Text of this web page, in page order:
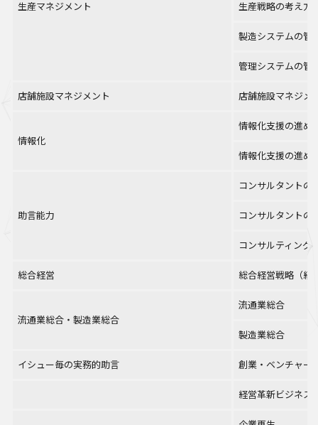
生産マネジメント 生産戦略の考え方
製造システムの管
管理システムの管
店舗施設マネジメント 店舗施設マネジメ
情報化
情報化支援の進め
情報化支援の進め
助言能力
コンサルタントの
コンサルタントの
コンサルティング
総合経営 総合経営戦略（経
流通業総合・製造業総合
流通業総合
製造業総合
イシュー毎の実務的助言 創業・ベンチャー
経営革新ビジネス